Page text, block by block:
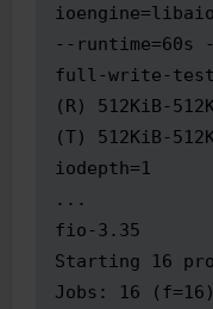
--runtime=60s
full-write-
(R) 512KiB-
(T) 512KiB-
iodepth=1
...
fio-3.35
Starting 16
Jobs: 16